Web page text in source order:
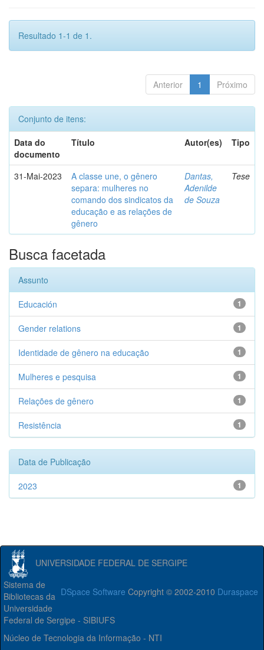
Resultado 1-1 de 1.
Anterior 1 Próximo
Conjunto de itens:
Data do
documento
Título Autor(es) Tipo
31-Mai-2023
A classe une, o gênero
separa: mulheres no
comando dos sindicatos da
educação e as relações de
gênero
Dantas,
Adenilde
de Souza
Tese
Busca facetada
Assunto
1
Educación
1
Gender relations
1
Identidade de gênero na educação
1
Mulheres e pesquisa
1
Relações de gênero
1
Resistência
Data de Publicação
1
2023
UNIVERSIDADE FEDERAL DE SERGIPE
DSpace Software Copyright © 2002-2010 Duraspace
Sistema de
Bibliotecas da
Universidade
Federal de Sergipe - SIBIUFS
Núcleo de Tecnologia da Informação - NTI